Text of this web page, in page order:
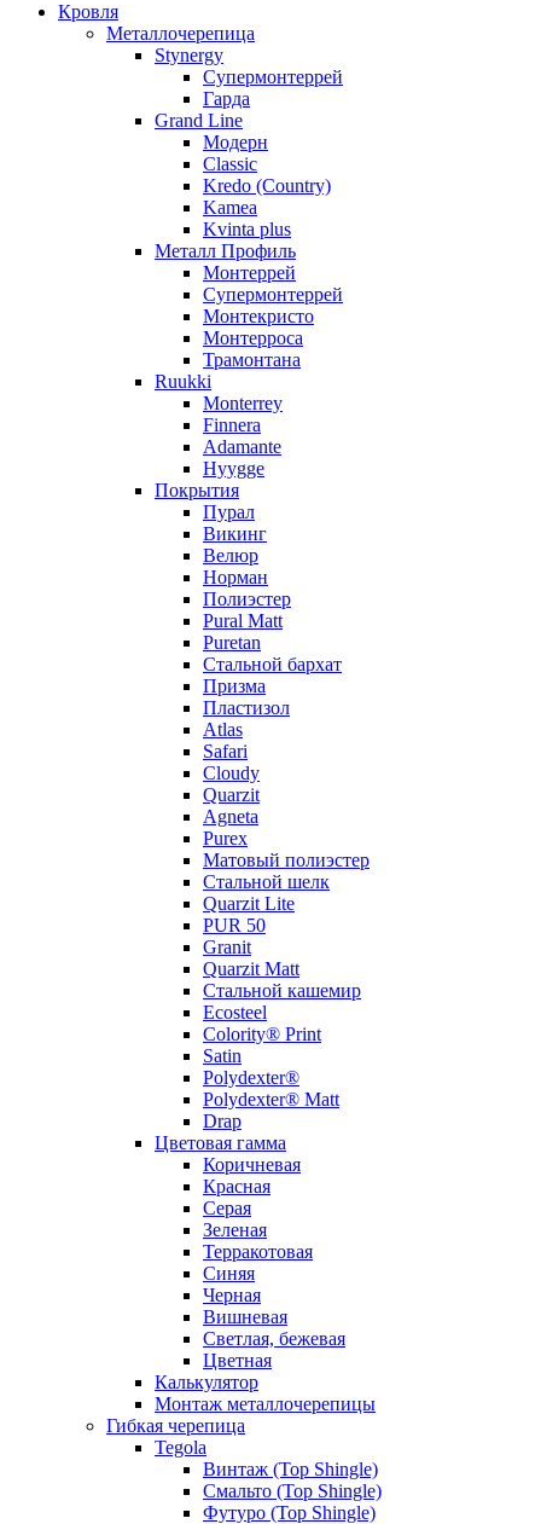
Кровля
Металлочерепица
Stynergy
Супермонтеррей
Гарда
Grand Line
Модерн
Classic
Kredo (Country)
Kamea
Kvinta plus
Металл Профиль
Монтеррей
Супермонтеррей
Монтекристо
Монтерроса
Трамонтана
Ruukki
Monterrey
Finnera
Adamante
Hyygge
Покрытия
Пурал
Викинг
Велюр
Норман
Полиэстер
Pural Matt
Puretan
Стальной бархат
Призма
Пластизол
Atlas
Safari
Cloudy
Quarzit
Agneta
Purex
Матовый полиэстер
Стальной шелк
Quarzit Lite
PUR 50
Granit
Quarzit Matt
Стальной кашемир
Ecosteel
Colority® Print
Satin
Polydexter®
Polydexter® Matt
Drap
Цветовая гамма
Коричневая
Красная
Серая
Зеленая
Терракотовая
Синяя
Черная
Вишневая
Светлая, бежевая
Цветная
Калькулятор
Монтаж металлочерепицы
Гибкая черепица
Tegola
Винтаж (Top Shingle)
Смальто (Top Shingle)
Футуро (Top Shingle)